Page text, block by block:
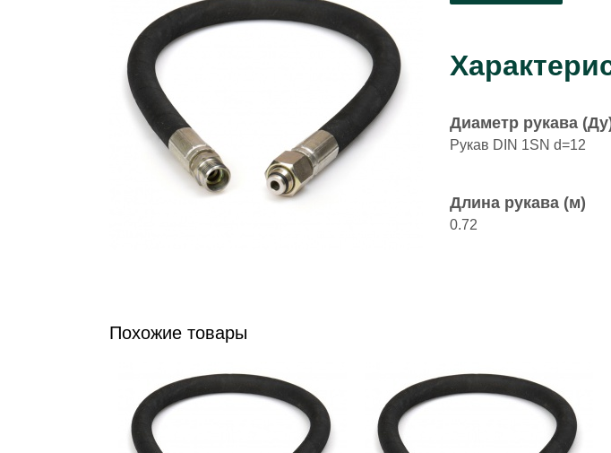
Диаметр рукава
Рукав DIN 1SN d=12
Длина рукава (м)
0.72
Похожие товары